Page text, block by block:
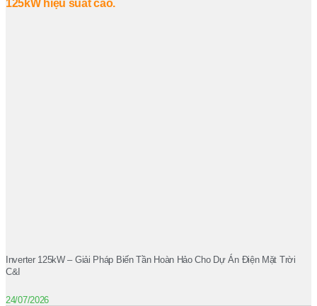
Inverter 125kW – Giải Pháp Biến Tần Hoàn Hảo Cho Dự Án Điện Mặt Trời
C&I
24/07/2026